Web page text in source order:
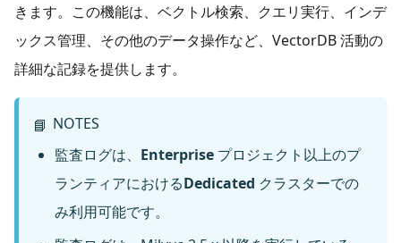
きます。この機能は、ベクトル検索、クエリ実行、インデ
ックス管理、その他のデータ操作など、VectorDB 活動の
詳細な記録を提供します。
📘 NOTES
監査ログは、 Enterprise プロジェクト以上のプ
ランティアにおけるDedicated クラスターでの
み利用可能です。